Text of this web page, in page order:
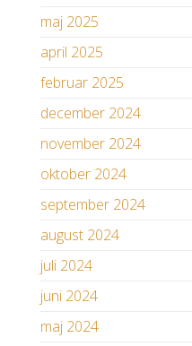
maj 2025
april 2025
februar 2025
december 2024
november 2024
oktober 2024
september 2024
august 2024
juli 2024
juni 2024
maj 2024